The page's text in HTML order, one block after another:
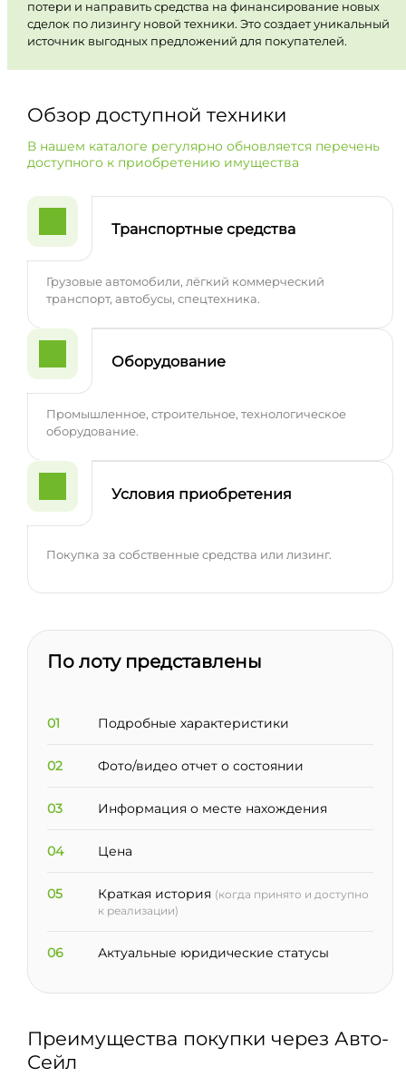
потери и направить средства на финансирование новых
сделок по лизингу новой техники. Это создает уникальный
источник выгодных предложений для покупателей.
Обзор доступной техники
В нашем каталоге регулярно обновляется перечень
доступного к приобретению имущества
Транспортные средства
Грузовые автомобили, лёгкий коммерческий
транспорт, автобусы, спецтехника.
Оборудование
Промышленное, строительное, технологическое
оборудование.
Условия приобретения
Покупка за собственные средства или лизинг.
По лоту представлены
01 Подробные характеристики
02 Фото/видео отчет о состоянии
03 Информация о месте нахождения
04 Цена
05 Краткая история (когда принято и доступно
к реализации)
06 Актуальные юридические статусы
Преимущества покупки через Авто-
Сейл